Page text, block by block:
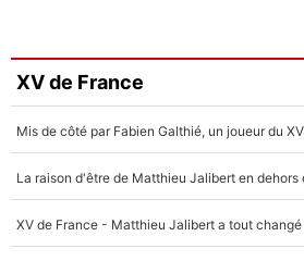
XV de France